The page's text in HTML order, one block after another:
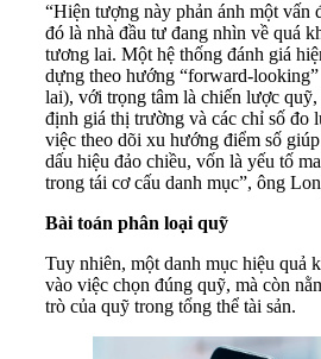
“Hiện tượng này phản ánh một vấn
đó là nhà đầu tư đang nhìn về quá
tương lai. Một hệ thống đánh giá
dựng theo hướng “forward-
lai), với trọng tâm là chiến lược
định giá thị trường và các chỉ số đo
việc theo dõi xu hướng điểm số
dấu hiệu đảo chiều, vốn là yếu tố
trong tái cơ cấu danh mục”, ông
Bài toán phân loại quỹ
Tuy nhiên, một danh mục hiệu quả
vào việc chọn đúng quỹ, mà còn
trò của quỹ trong tổng thể tài sản.